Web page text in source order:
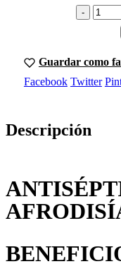
-
Guardar como
Facebook Twitter
Descripción